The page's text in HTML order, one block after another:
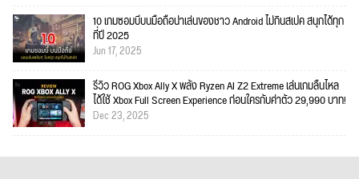
10 เกมซอมบี้บนมือถือน่าเล่นของชาว Android ไม่กินสเปค สนุกได้ทุก
ที่ปี 2025
Jun 17, 2025
รีวิว ROG Xbox Ally X พลัง Ryzen AI Z2 Extreme เล่นเกมลื่นไหล
ได้ใช้ Xbox Full Screen Experience ก่อนใครกับค่าตัว 29,990 บาท!
Dec 23, 2025